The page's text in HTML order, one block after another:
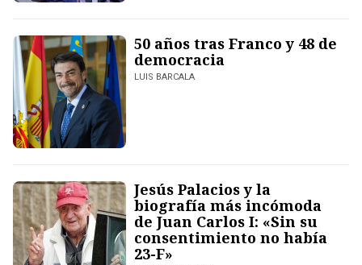
50 años tras Franco y 48 de
democracia
LUIS BARCALA
Jesús Palacios y la
biografía más incómoda
de Juan Carlos I: «Sin su
consentimiento no había
23-F»